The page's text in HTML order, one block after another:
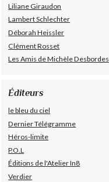
Liliane Giraudon
Lambert Schlechter
Déborah Heissler
Clément Rosset
Les Amis de Michèle Desbordes
Éditeurs
le bleu du ciel
Dernier Télégramme
Héros-limite
P.O.L
Éditions de l'Atelier In8
Verdier